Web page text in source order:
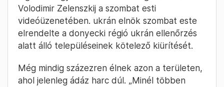
Volodimir Zelenszkij a szombat esti
videóüzenetében. ukrán elnök szombat este
elrendelte a donyecki régió ukrán ellenőrzés
alatt álló településeinek kötelező kiürítését.
Még mindig százezren élnek azon a területen,
ahol jelenleg ádáz harc dúl. „Minél többen